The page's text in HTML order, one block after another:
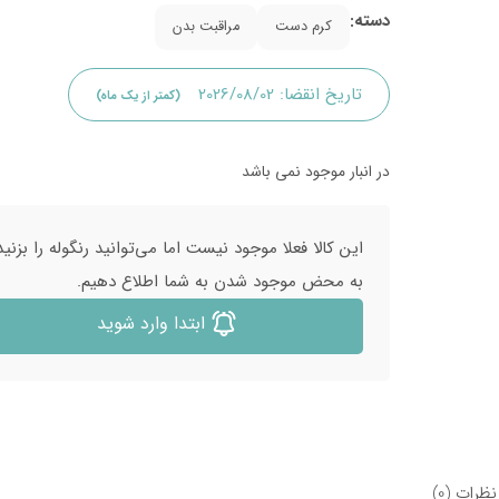
دسته:
کرم دست مراقبت بدن
تاریخ انقضا:2026/08/02 (کمتر از یک ماه)
در انبار موجود نمی باشد
این کالا فعلا موجود نیست اما می‌توانید رنگوله را
به محض موجود شدن به شما اطلاع دهیم.
ابتدا وارد شوید
نظرات (0)